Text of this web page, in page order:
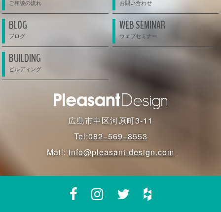
BLOG WEB SEMINAR
BUILDING
広島市中区河原町3-11
Tel:082−569−8553
Mail: info@pleasant-design.com